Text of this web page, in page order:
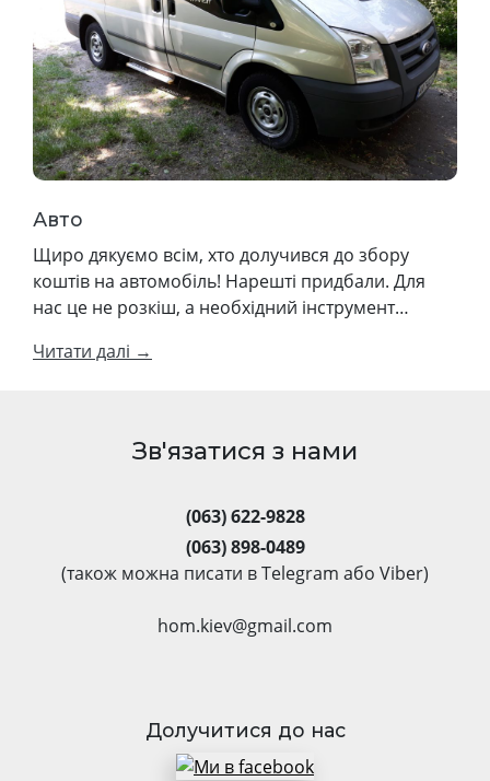
Авто
Щиро дякуємо всім, хто долучився до збору
коштів на автомобіль! Нарешті придбали. Для
нас це не розкіш, а необхідний інструмент…
Читати далі →
Зв'язатися з нами
(063) 622-9828
(063) 898-0489
(також можна писати в Telegram або Viber)
hom.kiev@gmail.com
Долучитися до нас